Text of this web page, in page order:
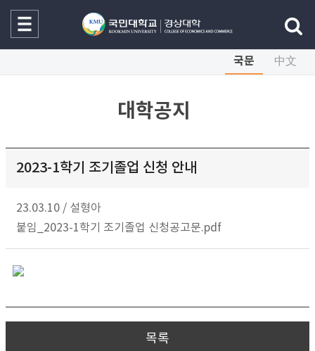
국문 中文
대학공지
2023-1학기 조기졸업 신청 안내
23.03.10 / 설형아
붙임_2023-1학기 조기졸업 신청공고문.pdf
목록